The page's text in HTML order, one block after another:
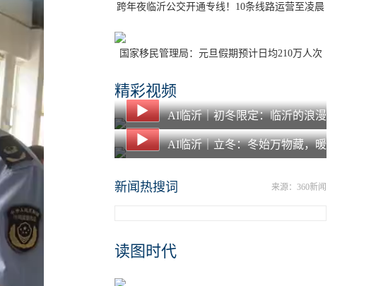
跨年夜临沂公交开通专线！10条线路运营至凌晨
国家移民管理局：元旦假期预计日均210万人次
精彩视频
AI临沂｜初冬限定：临沂的浪漫
都藏在落叶里了
AI临沂｜立冬：冬始万物藏，暖
新闻热搜词 来源：360新闻
读图时代